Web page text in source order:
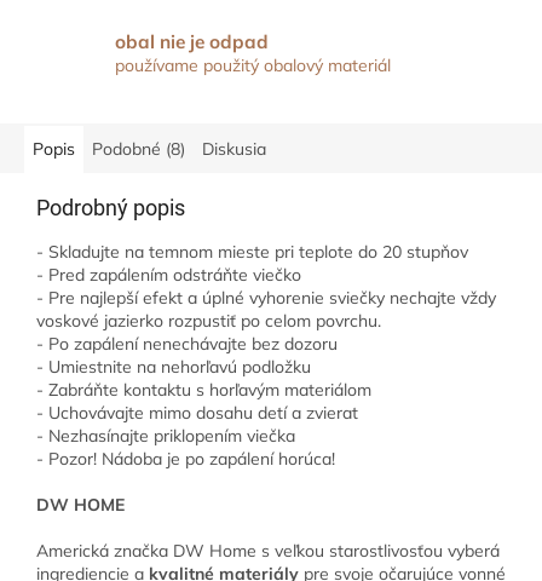
obal nie je odpad
používame použitý obalový materiál
Popis Podobné (8) Diskusia
Podrobný popis
- Skladujte na temnom mieste pri teplote do 20 stupňov
- Pred zapálením odstráňte viečko
- Pre najlepší efekt a úplné vyhorenie sviečky nechajte vždy
voskové jazierko rozpustiť po celom povrchu.
- Po zapálení nenechávajte bez dozoru
- Umiestnite na nehorľavú podložku
- Zabráňte kontaktu s horľavým materiálom
- Uchovávajte mimo dosahu detí a zvierat
- Nezhasínajte priklopením viečka
- Pozor! Nádoba je po zapálení horúca!
DW HOME
Americká značka DW Home s veľkou starostlivosťou vyberá
ingrediencie a kvalitné materiály pre svoje očarujúce vonné